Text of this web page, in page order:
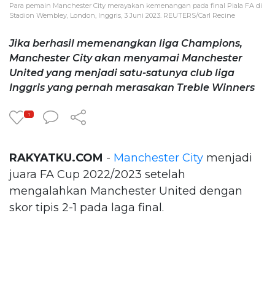
Para pemain Manchester City merayakan kemenangan pada final Piala FA di
Stadion Wembley, London, Inggris, 3 Juni 2023. REUTERS/Carl Recine
Jika berhasil memenangkan liga Champions,
Manchester City akan menyamai Manchester
United yang menjadi satu-satunya club liga
Inggris yang pernah merasakan Treble Winners
1
RAKYATKU.COM - Manchester City menjadi
juara FA Cup 2022/2023 setelah
mengalahkan Manchester United dengan
skor tipis 2-1 pada laga final.